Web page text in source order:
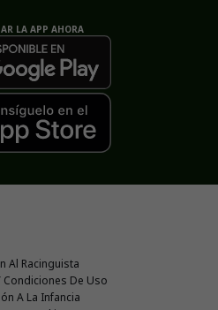
LA APP AHORA
Al Racinguista
Condiciones De Uso
A La Infancia